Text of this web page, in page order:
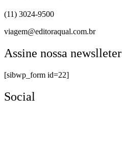
(11) 3024-9500
viagem@editoraqual.com.br
Assine nossa newslleter
[sibwp_form id=22]
Social